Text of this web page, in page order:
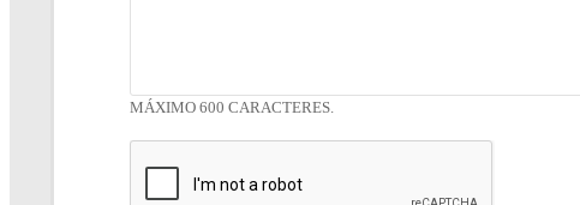
MÁXIMO 600 CARACTERES.